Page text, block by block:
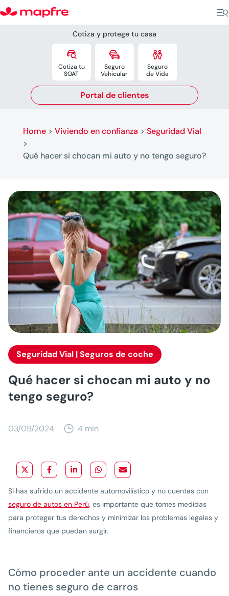
Cotiza y protege tu casa

Cotiza tu
SOAT

Seguro
Vehicular

Seguro
de Vida
Portal de clientes
Home> Viviendo en confianza > Seguridad Vial
>
Qué hacer si chocan mi auto y no tengo seguro?
Seguridad Vial | Seguros de coche
Qué hacer si chocan mi auto y no
tengo seguro?
03/09/2024 4 min
Si has sufrido un accidente automovilístico y no cuentas con
seguro de autos en Perú, es importante que tomes medidas
para proteger tus derechos y minimizar los problemas legales y
financieros que puedan surgir.
Cómo proceder ante un accidente cuando
no tienes seguro de carros